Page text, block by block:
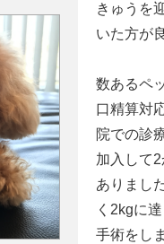
きゅうを
いた方が
数あるペ
口精算対
院での診
加入して
ありまし
く2kgに
手術をし